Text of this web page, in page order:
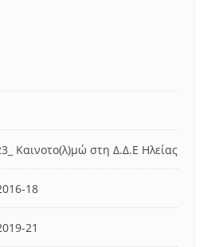
Καινοτο(λ)μώ στη Δ.Δ.Ε Ηλείας
18
21